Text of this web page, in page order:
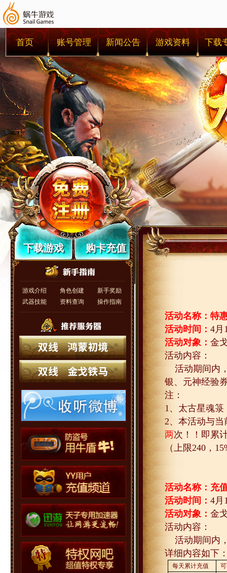
首页 账号管理 新闻公告 游戏资料 下载
下载游戏 购卡充值
游戏介绍 角色创建
新手奖励
武器技能
资料查询 操作指南
活动名称：特
活动时间： 4月
活动对象： 金
活动内容：
活动期间内
银、元神经验
注：
1、太古星魂箓
2、本活动与
两次！！即累
（上限240 ，
活动名称：充
活动时间： 4月
活动对象： 金
活动内容：
活动期间内
详细内容如下
每天累计充值